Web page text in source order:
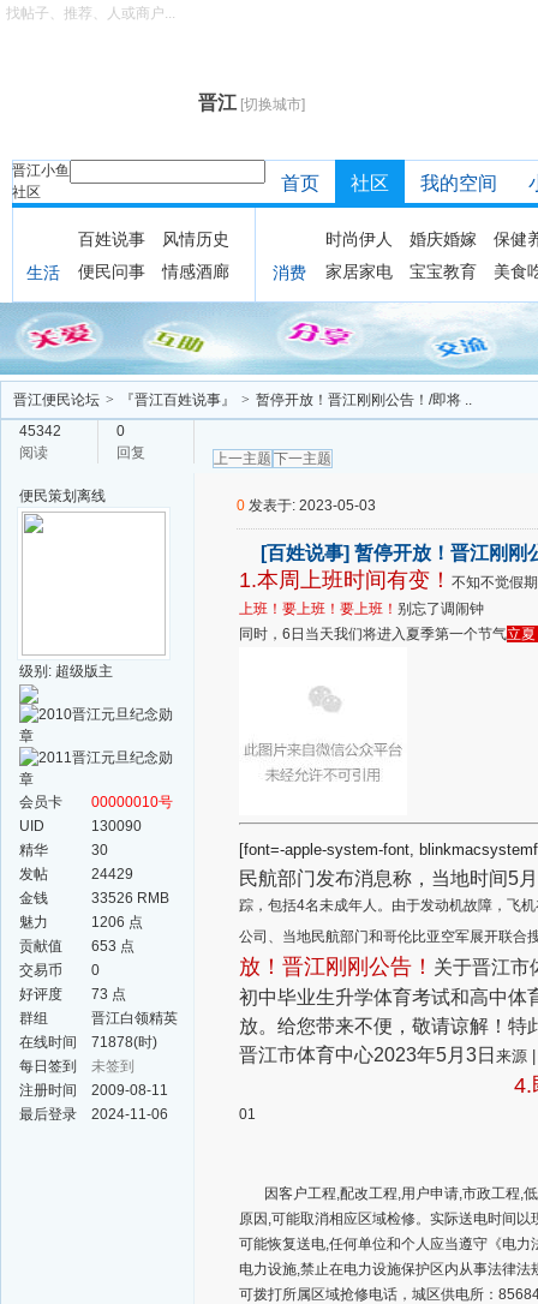
晋江 [切换城市]
晋江小鱼
社区
找帖子、推荐、人或商户...
首页 社区 我的空间
生活
百姓说事
风情历史
便民问事
情感酒廊 消费
时尚伊人 婚庆婚嫁
保健
家居家电
宝宝教育 美食
晋江便民论坛 > 『晋江百姓说事』 > 暂停开放！晋江刚刚公告！/即将 ..
45342
阅读
0
回复
上一主题 下一主题
便民策划 离线
级别: 超级版主
会员卡
00000010号
UID
130090
精华
30
发帖
24429
金钱
33526 RMB
魅力
1206 点
贡献值
653 点
交易币
0
好评度
73 点
群组
晋江白领精英
群
在线时间
71878(时)
每日签到
未签到
注册时间
2009-08-11
最后登录
2024-11-06
0 发表于: 2023-05-03
[百姓说事] 暂停开放！晋江刚
1.本周上班时间有变！ 不知不觉假
上班！要上班！要上班！ 别忘了调闹钟
同时，6日当天我们将进入夏季第一个节气立夏
[font=-apple-system-font,
民航部门发布消息称，当地时间5
踪，包括4名未成年人。由于发动机故障，飞
公司、当地民航部门和哥伦比亚空军展开联合
放！晋江刚刚公告！ 关于晋江市
初中毕业生升学体育考试和高中体
放。给您带来不便，敬请谅解！ 特
晋江市体育中心2023年5月3日 来源
4.
01
因客户工程,配改工程,用户申请,市政工程,低
原因,可能取消相应区域检修。实际送电时间
可能恢复送电,任何单位和个人应当遵守《电
电力设施,禁止在电力设施保护区内从事法律
可拨打所属区域抢修电话，城区供电所：